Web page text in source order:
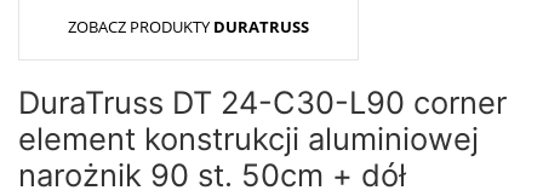
ZOBACZ PRODUKTY DURATRUSS
DuraTruss DT 24-C30-L90 corner
element konstrukcji aluminiowej
narożnik 90 st. 50cm + dół